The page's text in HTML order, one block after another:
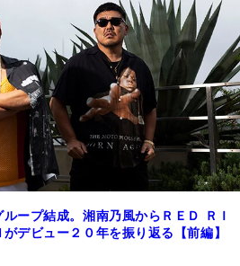
ープ結成。湘南乃風からＲＥＤ ＲＩ
デビュー２０年を振り返る【前編】